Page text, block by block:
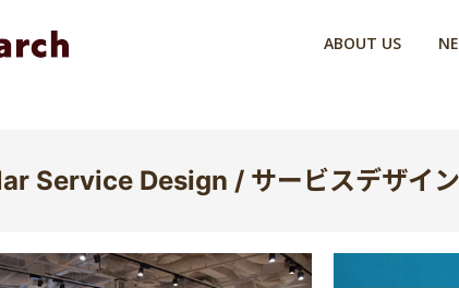
ABOUT US
Service Design / サービスデザイン